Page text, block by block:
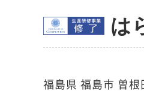
は
福島県 福島市 曽